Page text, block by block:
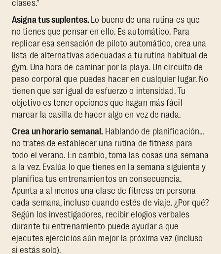
clases.”
Asigna tus suplentes. Lo bueno de una rutina es que
no tienes que pensar en ello. Es automático. Para
replicar esa sensación de piloto automático, crea una
lista de alternativas adecuadas a tu rutina habitual de
gym. Una hora de caminar por la playa. Un circuito de
peso corporal que puedes hacer en cualquier lugar. No
tienen que ser igual de esfuerzo o intensidad. Tu
objetivo es tener opciones que hagan más fácil
marcar la casilla de hacer algo en vez de nada.
Crea un horario semanal. Hablando de planificación…
no trates de establecer una rutina de fitness para
todo el verano. En cambio, toma las cosas una semana
a la vez. Evalúa lo que tienes en la semana siguiente y
planifica tus entrenamientos en consecuencia.
Apunta a al menos una clase de fitness en persona
cada semana, incluso cuando estés de viaje. ¿Por qué?
Según los investigadores, recibir elogios verbales
durante tu entrenamiento puede ayudar a que
ejecutes ejercicios aún mejor la próxima vez (incluso
si estás solo).